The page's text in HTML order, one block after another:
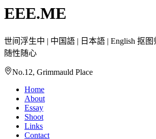
EEE.ME
世间浮生中 | 中国語 | 日本語 | English 抠
随性随心
No.12, Grimmauld Place
Home
About
Essay
Shoot
Links
Contact